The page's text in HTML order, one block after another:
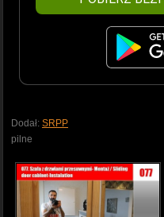
Dodał: SRPP
pilne